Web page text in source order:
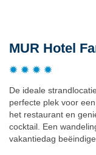
MUR Hotel
De ideale
perfecte plek voor
het restaurant en
cocktail. Een
vakantiedag